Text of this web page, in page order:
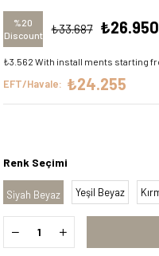
%20
Discount
₺33.687 ₺26.950
₺3.562 With install ments starting
EFT/Havale: ₺24.255
Renk Seçimi
Siyah Beyaz Yeşil Beyaz